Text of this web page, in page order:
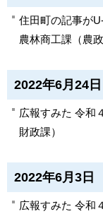
住田町の記事が
農林商工課（農政
2022年6月24日
広報すみた 令和
財政課）
2022年6月3日
広報すみた 令和